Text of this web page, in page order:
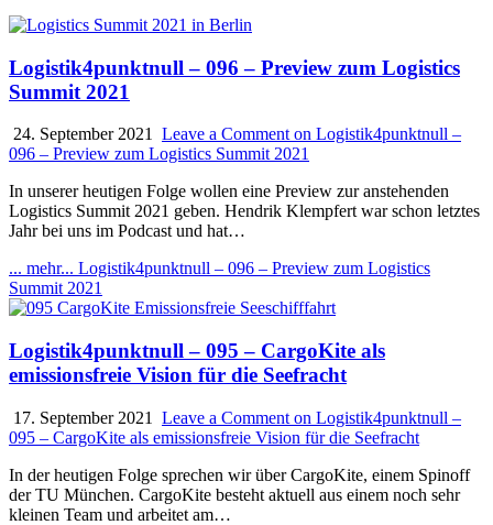
Logistik4punktnull – 096 – Preview zum Logistics
Summit 2021
24. September 2021 Leave a Comment on Logistik4punktnull –
096 – Preview zum Logistics Summit 2021
In unserer heutigen Folge wollen eine Preview zur anstehenden
Logistics Summit 2021 geben. Hendrik Klempfert war schon letztes
Jahr bei uns im Podcast und hat…
... mehr... Logistik4punktnull – 096 – Preview zum Logistics
Summit 2021
Logistik4punktnull – 095 – CargoKite als
emissionsfreie Vision für die Seefracht
17. September 2021 Leave a Comment on Logistik4punktnull –
095 – CargoKite als emissionsfreie Vision für die Seefracht
In der heutigen Folge sprechen wir über CargoKite, einem Spinoff
der TU München. CargoKite besteht aktuell aus einem noch sehr
kleinen Team und arbeitet am…